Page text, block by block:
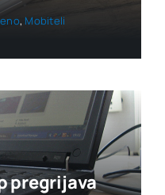
, Mobiteli
pregrijava